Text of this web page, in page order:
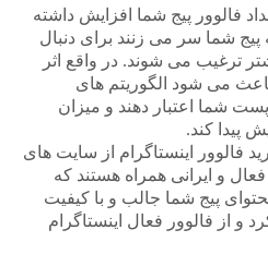
فالوور پیج شما افزایش داشته
پیج شما سر می زنند برای دنبال
ترغیب می شوند. در واقع اثر
می شود الگوریتم های
شما اعتبار دهند و میزان
پیدا کند.
فالوور اینستاگرام از سایت های
و ایرانی همراه هستند که
پیج شما جالب و با کیفیت
و از فالوور فعال اینستاگرام